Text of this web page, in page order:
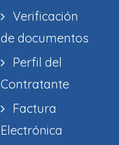
Verificación
de documentos
Perfil del
Contratante
Factura
Electrónica